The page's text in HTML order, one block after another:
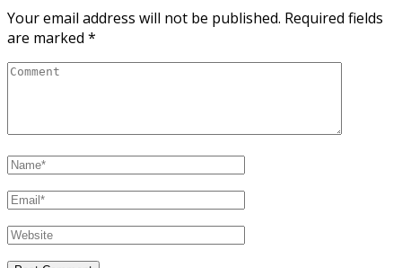
Your email address will not be published. Required fields
are marked *